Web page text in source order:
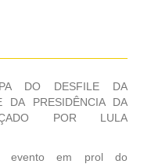
DO DESFILE DA
DA PRESIDÊNCIA DA
POR LULA
evento em prol do